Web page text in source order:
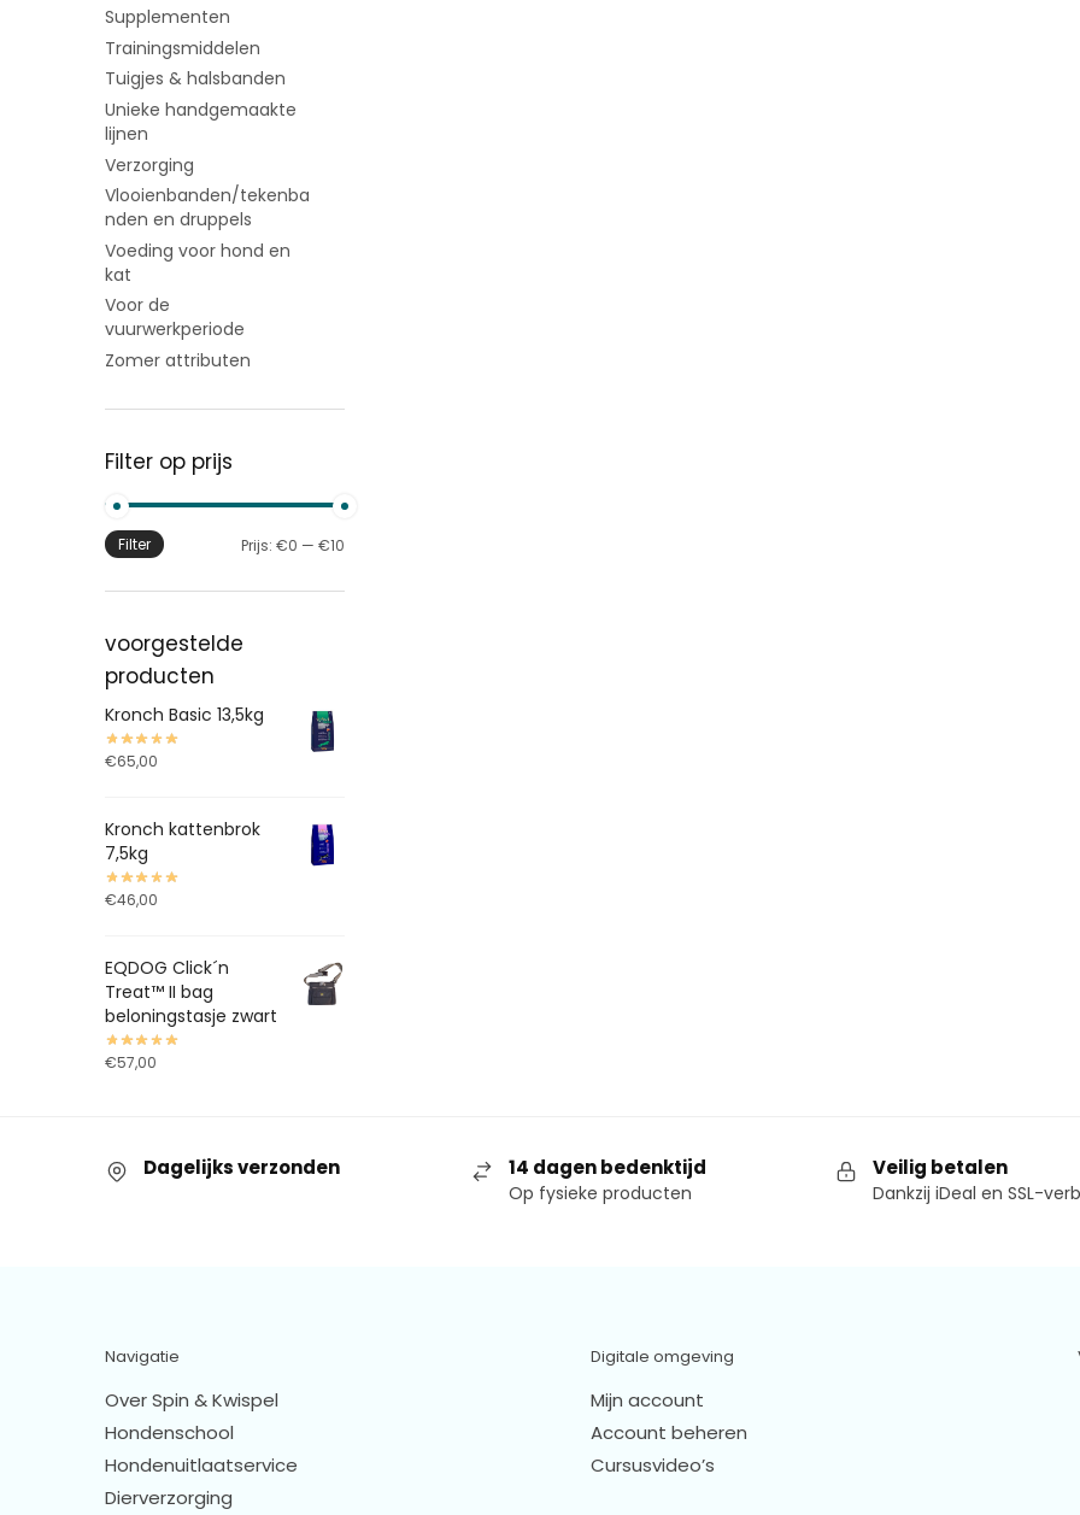
Supplementen
Trainingsmiddelen
Tuigjes & halsbanden
Unieke handgemaakte
lijnen
Verzorging
Vlooienbanden/tekenba
nden en druppels
Voeding voor hond en
kat
Voor de
vuurwerkperiode
Zomer attributen
Filter op prijs
Filter Prijs: €0 — €10
voorgestelde
producten
Kronch Basic 13,5kg
€65,00
Kronch kattenbrok
7,5kg
€46,00
EQDOG Click´n
Treat™ II bag
beloningstasje zwart
€57,00
Dagelijks verzonden 14 dagen bedenktijd
Op fysieke producten
Veilig betalen
Dankzij iDeal en SSL-
Navigatie
Over Spin & Kwispel
Hondenschool
Hondenuitlaatservice
Dierverzorging
Digitale omgeving
Mijn account
Account beheren
Cursusvideo’s